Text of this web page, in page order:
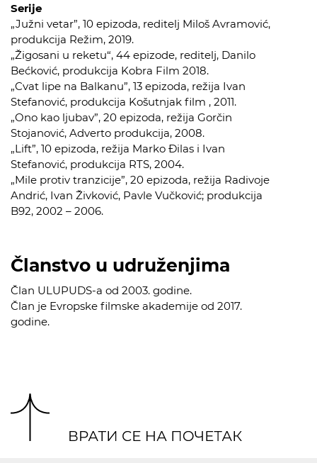
Serije
„Južni vetar”, 10 epizoda, reditelj Miloš Avramović,
produkcija Režim, 2019.
„Žigosani u reketu“, 44 epizode, reditelj, Danilo
Bećković, produkcija Kobra Film 2018.
„Cvat lipe na Balkanu”, 13 epizoda, režija Ivan
Stefanović, produkcija Košutnjak film , 2011.
„Ono kao ljubav”, 20 epizoda, režija Gorčin
Stojanović, Adverto produkcija, 2008.
„Lift”, 10 epizoda, režija Marko Đilas i Ivan
Stefanović, produkcija RTS, 2004.
„Mile protiv tranzicije”, 20 epizoda, režija Radivoje
Andrić, Ivan Živković, Pavle Vučković; produkcija
B92, 2002 – 2006.
Članstvo u udruženjima
Član ULUPUDS-a od 2003. godine.
Član je Evropske filmske akademije od 2017.
godine.